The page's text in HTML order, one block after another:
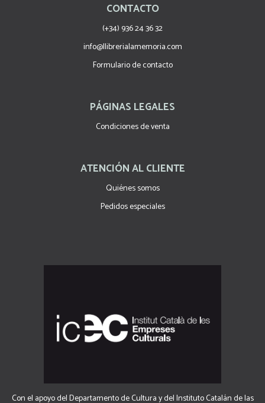
CONTACTO
(+34) 936 24 36 32
info@llibrerialamemoria.com
Formulario de contacto
PÁGINAS LEGALES
Condiciones de venta
ATENCIÓN AL CLIENTE
Quiénes somos
Pedidos especiales
Con el apoyo del Departamento de Cultura y del Instituto Catalán de las